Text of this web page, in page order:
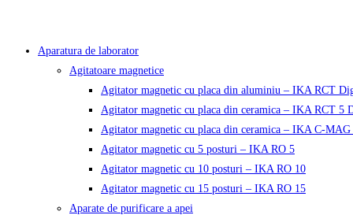
Aparatura de laborator
Agitatoare magnetice
Agitator magnetic cu placa din aluminiu – IKA RCT
Agitator magnetic cu placa din ceramica – IKA RCT 5
Agitator magnetic cu placa din ceramica – IKA C-MAG
Agitator magnetic cu 5 posturi – IKA RO 5
Agitator magnetic cu 10 posturi – IKA RO 10
Agitator magnetic cu 15 posturi – IKA RO 15
Aparate de purificare a apei